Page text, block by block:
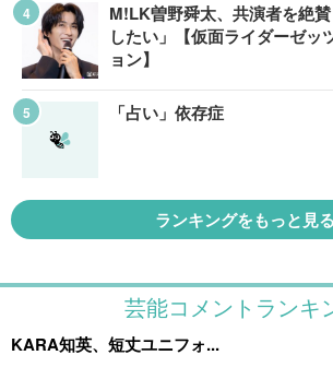
M!LK曽野舜太、共演者を絶
したい」【仮面ライダーゼッ
ョン】
「占い」依存症
ランキングをもっと見る